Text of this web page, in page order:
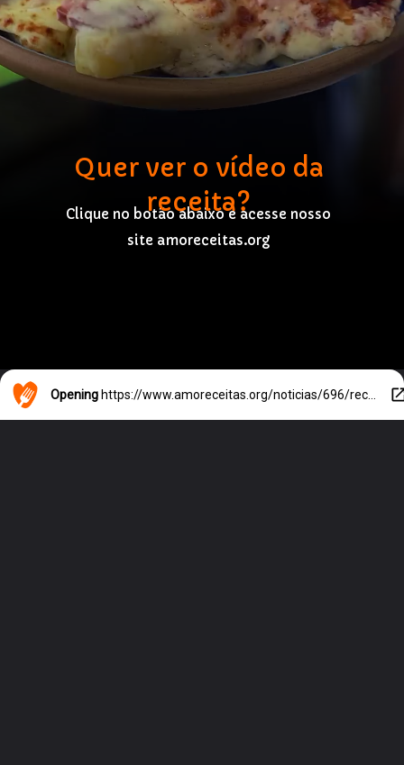
Clique no botão abaixo e acesse nosso
site amoreceitas.org
Quer ver o vídeo da
receita?
Opening